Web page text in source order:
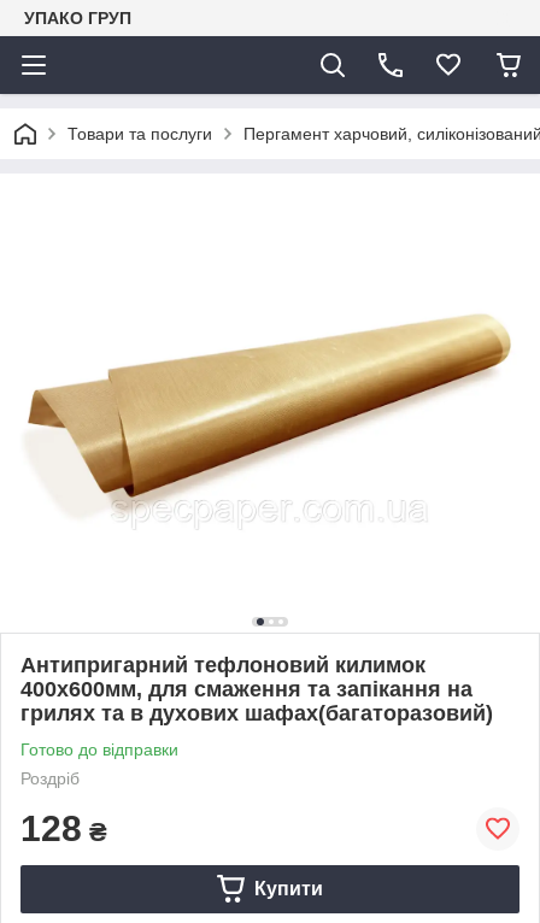
УПАКО ГРУП
Товари та послуги Пергамент харчовий,
Антипригарний тефлоновий килимок
400х600мм, для смаження та запікання на
грилях та в духових шафах(багаторазовий)
Готово до відправки
Роздріб
128 ₴
Купити